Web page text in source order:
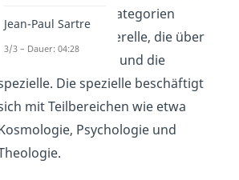
im Mittelalter in 2 Kategorien
eingeteilt; eine generelle, die über
das Sein nachdenkt und die
Die spezielle beschäftigt
mit Teilbereichen wie etwa
Psychologie und
Jean-Paul Sartre
3/3 – Dauer: 04:28